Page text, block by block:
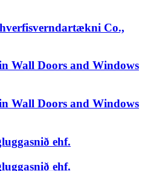
Co.,
Wall Doors and Windows
Wall Doors and Windows
ehf.
ehf.